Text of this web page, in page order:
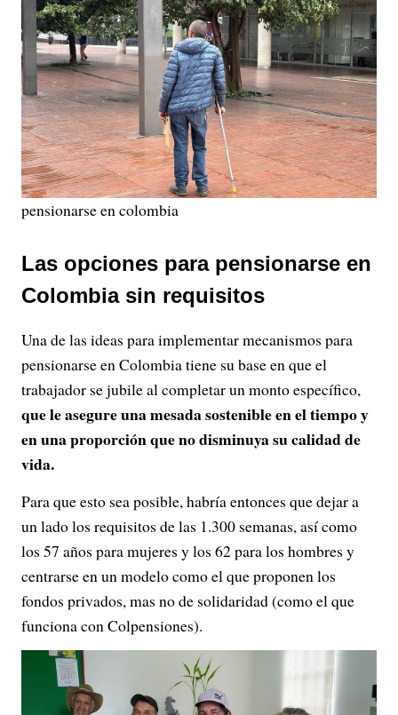
pensionarse en colombia
Las opciones para pensionarse en
Colombia sin requisitos
Una de las ideas para implementar mecanismos para
pensionarse en Colombia tiene su base en que el
trabajador se jubile al completar un monto específico,
que le asegure una mesada sostenible en el tiempo y
en una proporción que no disminuya su calidad de
vida.
Para que esto sea posible, habría entonces que dejar a
un lado los requisitos de las 1.300 semanas, así como
los 57 años para mujeres y los 62 para los hombres y
centrarse en un modelo como el que proponen los
fondos privados, mas no de solidaridad (como el que
funciona con Colpensiones).